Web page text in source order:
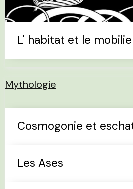
L' habitat et le
Mythologie
Cosmogonie et
Les Ases